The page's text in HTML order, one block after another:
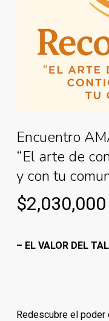
Encuentro
“El arte de
y con tu
$2,030,000
– EL VALOR DEL
Redescubre el